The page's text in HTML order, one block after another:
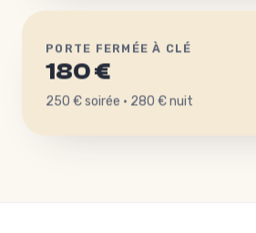
PORTE FERMÉE À CLÉ
180 €
250 € soirée · 280 € nuit